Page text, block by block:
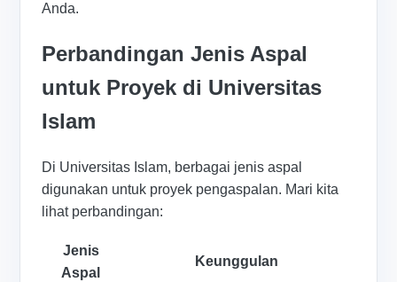
Anda.
Perbandingan Jenis Aspal
untuk Proyek di Universitas
Islam
Di Universitas Islam, berbagai jenis aspal
digunakan untuk proyek pengaspalan. Mari kita
lihat perbandingan:
Jenis
Aspal
Keunggulan